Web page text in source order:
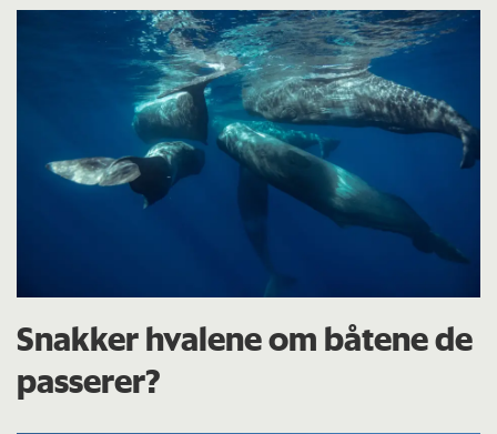
Snakker hvalene om båtene de
passerer?